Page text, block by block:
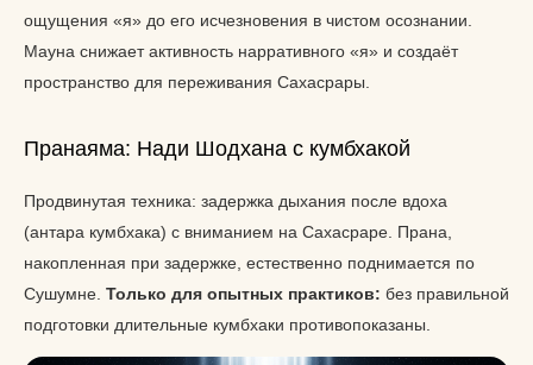
ощущения «я» до его исчезновения в чистом осознании.
Мауна снижает активность нарративного «я» и создаёт
пространство для переживания Сахасрары.
Пранаяма: Нади Шодхана с кумбхакой
Продвинутая техника: задержка дыхания после вдоха
(антара кумбхака) с вниманием на Сахасраре. Прана,
накопленная при задержке, естественно поднимается по
Сушумне. Только для опытных практиков: без правильной
подготовки длительные кумбхаки противопоказаны.